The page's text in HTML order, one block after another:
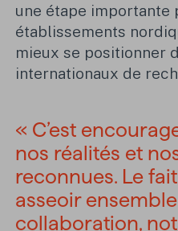
une étape importante
établissements
mieux se positionner
internationaux de
« C’est
nos réalités et
reconnues. Le
asseoir
collaboration,